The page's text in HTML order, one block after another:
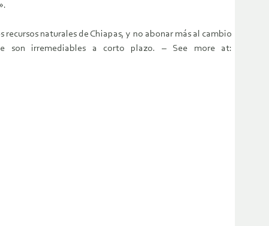
naturales de Chiapas, y no abonar más al cambio
son irremediables a corto plazo. – See more at: